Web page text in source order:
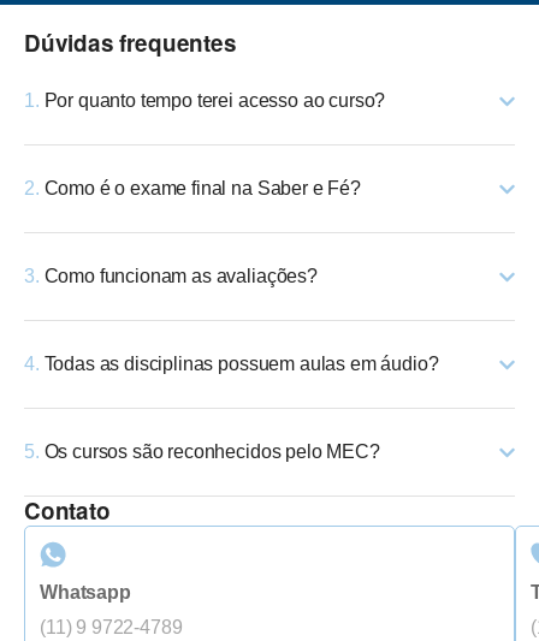
Dúvidas frequentes
1. Por quanto tempo terei acesso ao curso?
2. Como é o exame final na Saber e Fé?
3. Como funcionam as avaliações?
4. Todas as disciplinas possuem aulas em áudio?
5. Os cursos são reconhecidos pelo MEC?
Contato
Whatsapp
(11) 9 9722-4789